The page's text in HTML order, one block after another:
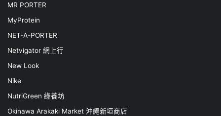
MR PORTER
MyProtein
NET-A-PORTER
Netvigator 網上行
New Look
Nike
NutriGreen 綠養坊
Okinawa Arakaki Market 沖繩新垣商店